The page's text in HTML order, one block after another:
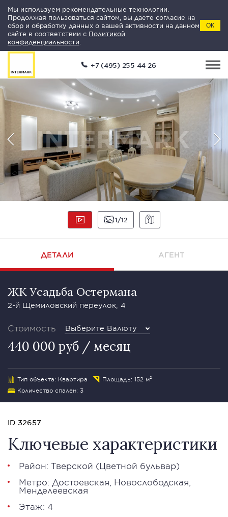
Мы используем рекомендательные технологии.
Продолжая пользоваться сайтом, вы даете согласие на
сбор и обработку данных о вашей активности на данном
сайте в соответствии с Политикой
конфиденциальности
ОК
+7 (495) 255 44 26
1 12
ДЕТАЛИ АГЕНТ
ЖК Усадьба Остермана
2-й Щемиловский переулок, 4
Стоимость Выберите Валюту
440 000 руб / месяц
Тип объекта: Квартира
Площадь: 152 м²
Количество спален: 3
ID 32657
Ключевые характеристики
Район: Тверской (Цветной бульвар)
Метро: Достоевская Новослободская
Менделеевская
Этаж: 4